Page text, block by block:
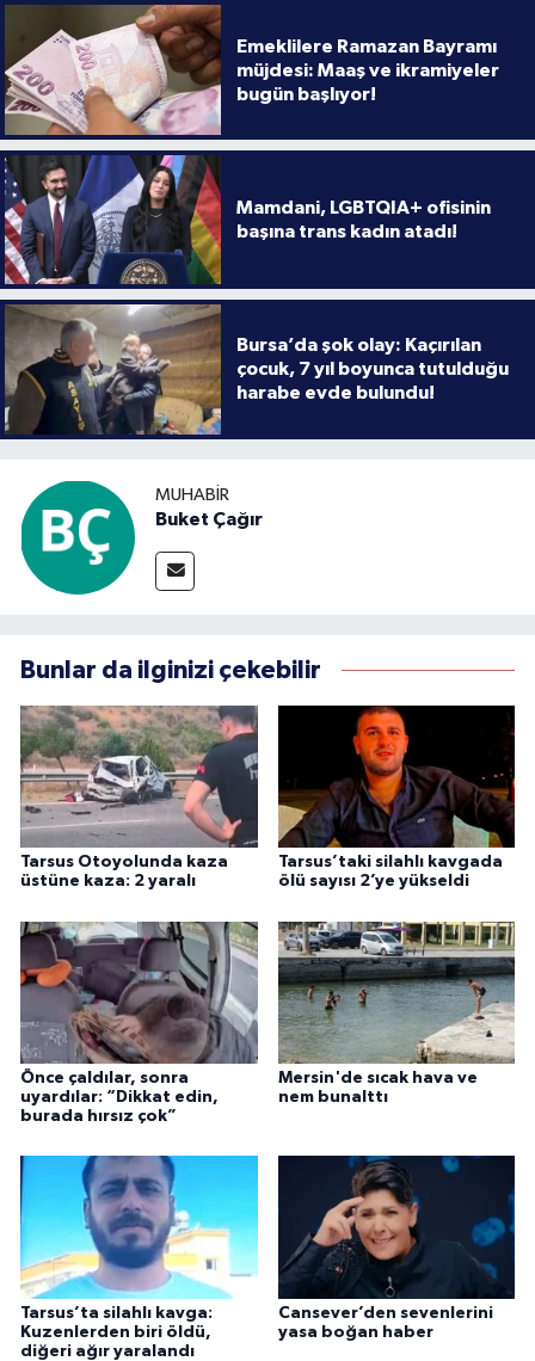
Emeklilere Ramazan Bayramı
müjdesi: Maaş ve ikramiyeler
bugün başlıyor!
Mamdani, LGBTQIA+ ofisinin
başına trans kadın atadı!
Bursa’da şok olay: Kaçırılan
çocuk, 7 yıl boyunca tutulduğu
harabe evde bulundu!
MUHABIR
Buket Çağır
Bunlar da ilginizi çekebilir
Tarsus Otoyolunda kaza
üstüne kaza: 2 yaralı
Tarsus’taki silahlı kavgada
ölü sayısı 2’ye yükseldi
Önce çaldılar, sonra
uyardılar: “Dikkat edin,
burada hırsız çok”
Mersin'de sıcak hava ve
nem bunalttı
Tarsus’ta silahlı kavga:
Kuzenlerden biri öldü,
diğeri ağır yaralandı
Cansever’den sevenlerini
yasa boğan haber